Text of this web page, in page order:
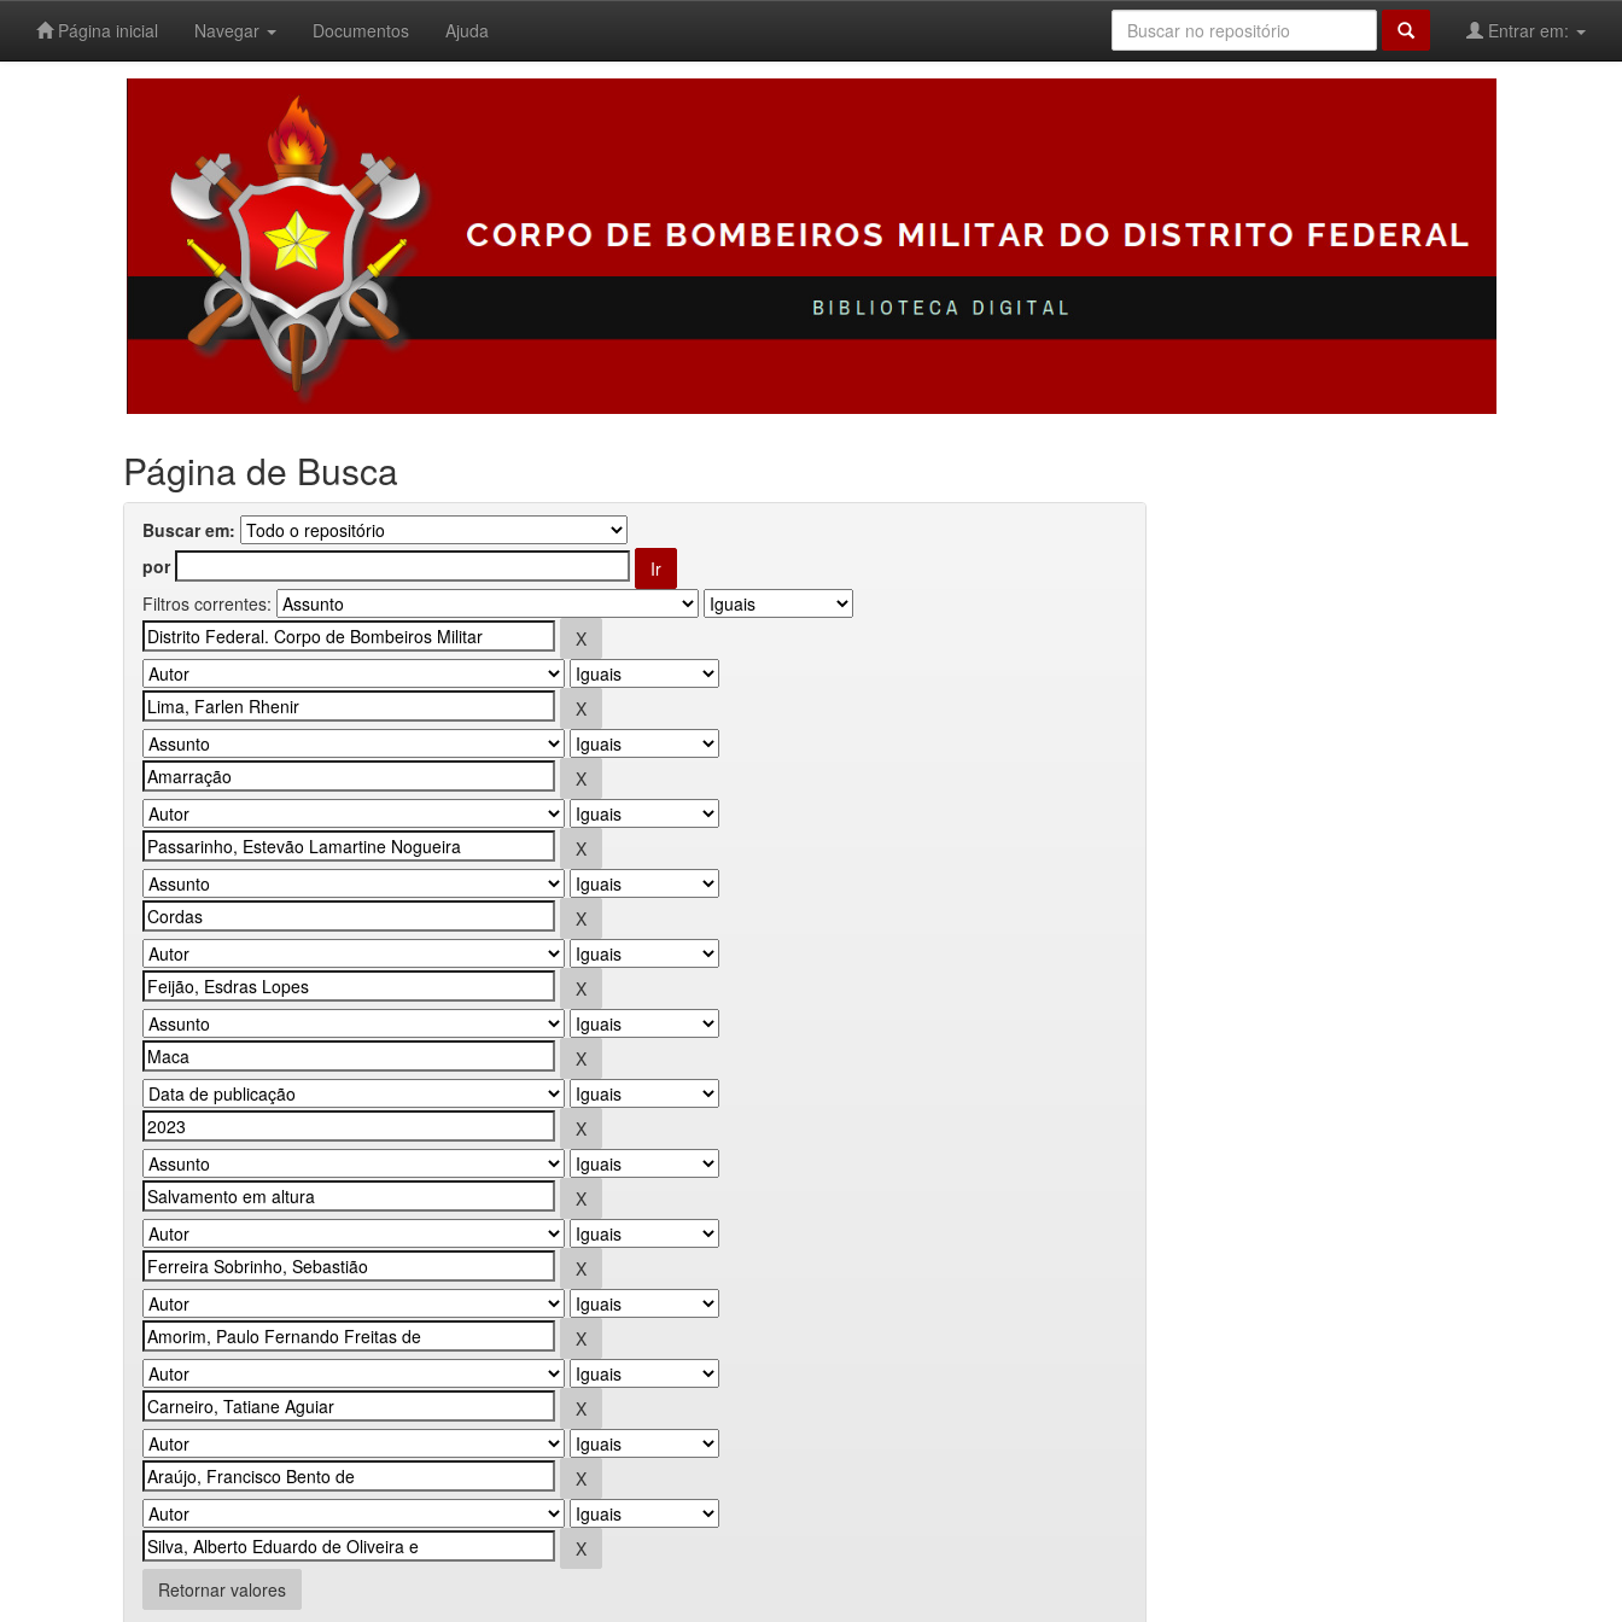
Página inicial Navegar Documentos Ajuda Entrar em:
Página de Busca
Buscar em:
por
Filtros correntes:
Retornar valores